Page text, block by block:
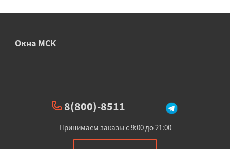
Окна МСК
8(800)-8511
Принимаем заказы с 9:00 до 21:00